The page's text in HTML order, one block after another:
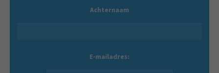
Achternaam
E-mailadres: